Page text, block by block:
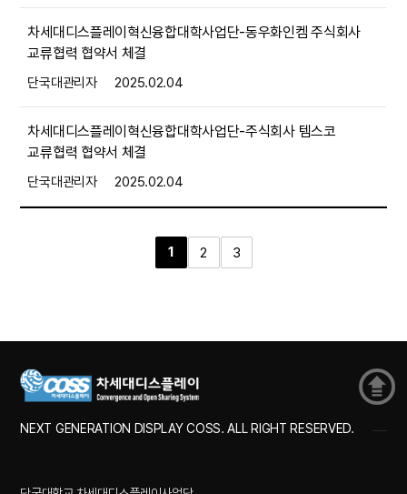
차세대디스플레이혁신융합대학사업단-동우화인켐 주식회사
교류협력 협약서 체결
단국대관리자 2025.02.04
차세대디스플레이혁신융합대학사업단-주식회사 템스코
교류협력 협약서 체결
단국대관리자 2025.02.04
1 2 3
NEXT GENERATION DISPLAY COSS. ALL RIGHT RESERVED.